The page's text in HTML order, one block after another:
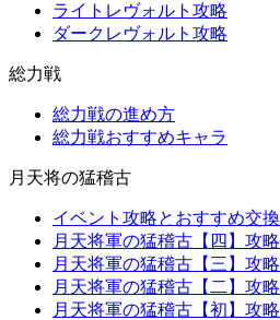
ライトレヴォルト攻略
ダークレヴォルト攻略
総力戦
総力戦の進め方
総力戦おすすめキャラ
月天将の猛稽古
イベント攻略とおすすめ交換
月天将軍の猛稽古【四】攻略
月天将軍の猛稽古【三】攻略
月天将軍の猛稽古【二】攻略
月天将軍の猛稽古【初】攻略